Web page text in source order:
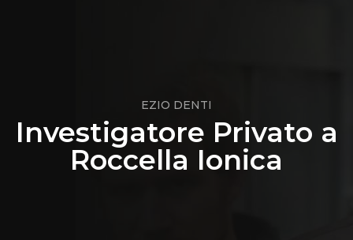
EZIO DENTI
Investigatore Privato a
Roccella Ionica